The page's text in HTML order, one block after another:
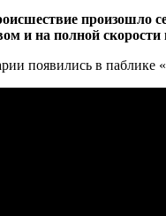
произошло
и на полной скорости
появились в паблике